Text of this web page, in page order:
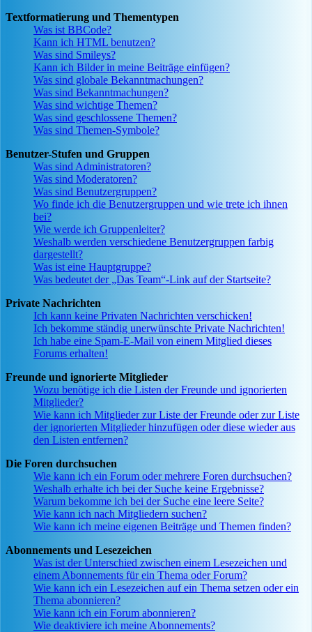
Textformatierung und Thementypen
Was ist BBCode?
Kann ich HTML benutzen?
Was sind Smileys?
Kann ich Bilder in meine Beiträge einfügen?
Was sind globale Bekanntmachungen?
Was sind Bekanntmachungen?
Was sind wichtige Themen?
Was sind geschlossene Themen?
Was sind Themen-Symbole?
Benutzer-Stufen und Gruppen
Was sind Administratoren?
Was sind Moderatoren?
Was sind Benutzergruppen?
Wo finde ich die Benutzergruppen und wie trete ich ihnen
bei?
Wie werde ich Gruppenleiter?
Weshalb werden verschiedene Benutzergruppen farbig
dargestellt?
Was ist eine Hauptgruppe?
Was bedeutet der „Das Team“-Link auf der Startseite?
Private Nachrichten
Ich kann keine Privaten Nachrichten verschicken!
Ich bekomme ständig unerwünschte Private Nachrichten!
Ich habe eine Spam-E-Mail von einem Mitglied dieses
Forums erhalten!
Freunde und ignorierte Mitglieder
Wozu benötige ich die Listen der Freunde und ignorierten
Mitglieder?
Wie kann ich Mitglieder zur Liste der Freunde oder zur Liste
der ignorierten Mitglieder hinzufügen oder diese wieder aus
den Listen entfernen?
Die Foren durchsuchen
Wie kann ich ein Forum oder mehrere Foren durchsuchen?
Weshalb erhalte ich bei der Suche keine Ergebnisse?
Warum bekomme ich bei der Suche eine leere Seite?
Wie kann ich nach Mitgliedern suchen?
Wie kann ich meine eigenen Beiträge und Themen finden?
Abonnements und Lesezeichen
Was ist der Unterschied zwischen einem Lesezeichen und
einem Abonnements für ein Thema oder Forum?
Wie kann ich ein Lesezeichen auf ein Thema setzen oder ein
Thema abonnieren?
Wie kann ich ein Forum abonnieren?
Wie deaktiviere ich meine Abonnements?